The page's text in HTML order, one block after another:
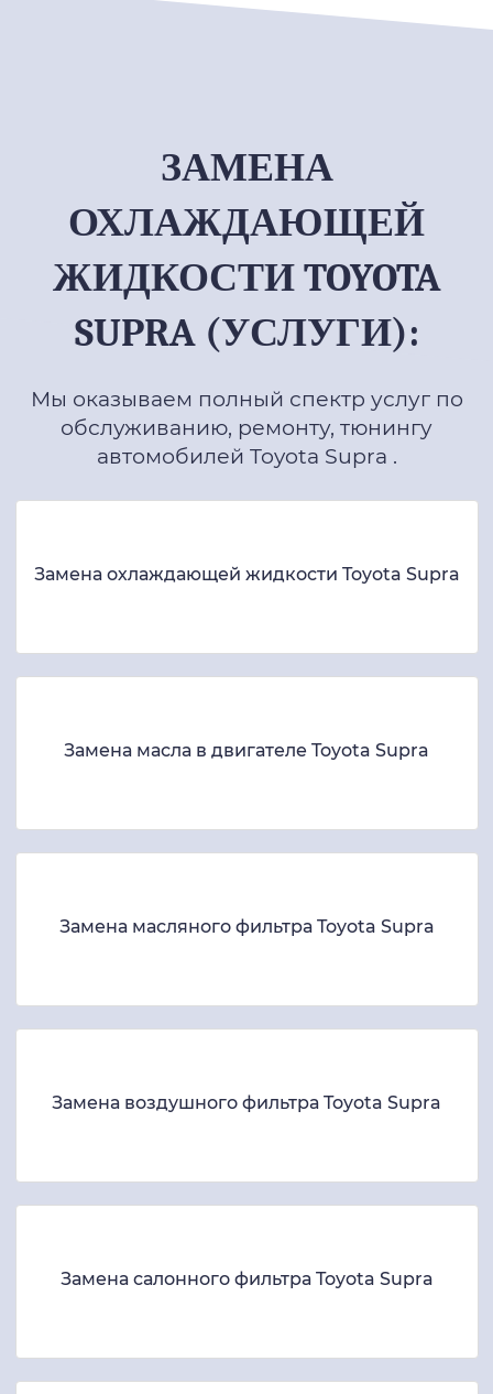
ЗАМЕНА
ОХЛАЖДАЮЩЕЙ
ЖИДКОСТИ TOYOTA
SUPRA (УСЛУГИ):
Мы оказываем полный спектр услуг по
обслуживанию, ремонту, тюнингу
автомобилей Toyota Supra .
Замена охлаждающей жидкости Toyota Supra
Замена масла в двигателе Toyota Supra
Замена масляного фильтра Toyota Supra
Замена воздушного фильтра Toyota Supra
Замена салонного фильтра Toyota Supra